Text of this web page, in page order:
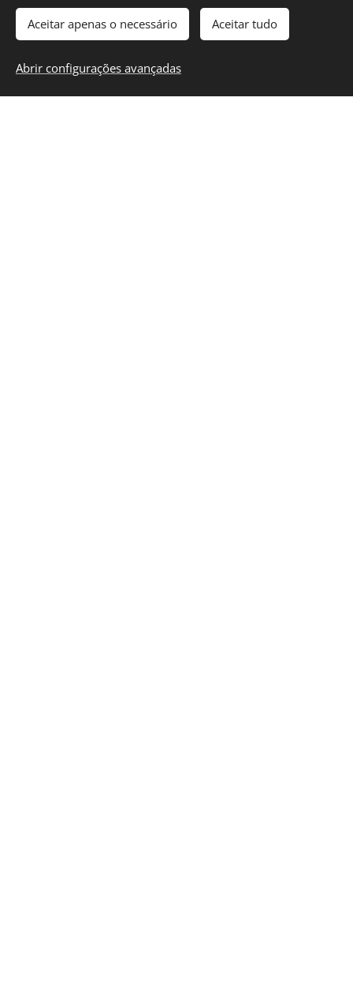
sente-se ao volante do carro alugado perfeito para sua
próxima aventura.
Aceitar apenas o necessário Aceitar tudo
Abrir configurações avançadas